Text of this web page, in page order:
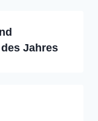
Jahres